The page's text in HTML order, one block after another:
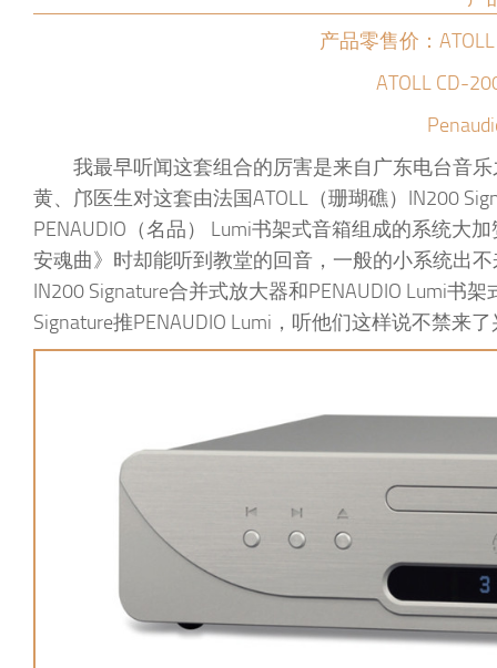
产品零售价：
ATOLL CD-
我最早听闻这套组合的厉害是来自广东电台音
黄、邝医生对这套由法国ATOLL（珊瑚礁）IN200
PENAUDIO（名品） Lumi书架式音箱组成的系统大
安魂曲》时却能听到教堂的回音，一般的小系统出
IN200 Signature合并式放大器和PENAUDIO Lumi书
Signature推PENAUDIO Lumi，听他们这样说不禁来